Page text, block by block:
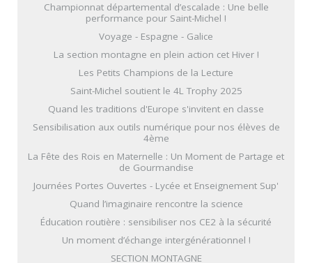
Championnat départemental d’escalade : Une belle
performance pour Saint-Michel !
Voyage - Espagne - Galice
La section montagne en plein action cet Hiver !
Les Petits Champions de la Lecture
Saint-Michel soutient le 4L Trophy 2025
Quand les traditions d'Europe s'invitent en classe
Sensibilisation aux outils numérique pour nos élèves de
4ème
La Fête des Rois en Maternelle : Un Moment de Partage et
de Gourmandise
Journées Portes Ouvertes - Lycée et Enseignement Sup'
Quand l’imaginaire rencontre la science
Éducation routière : sensibiliser nos CE2 à la sécurité
Un moment d’échange intergénérationnel !
SECTION MONTAGNE